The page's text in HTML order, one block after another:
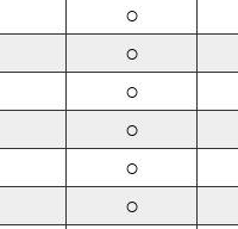
○
○
○
○
○
○